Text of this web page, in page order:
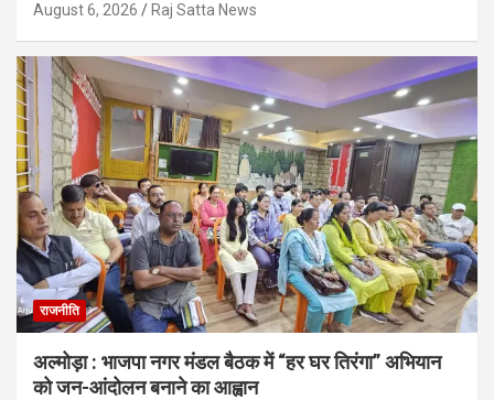
August 6, 2026 Raj Satta News
राजनीति
अल्मोड़ा : भाजपा नगर मंडल बैठक में “हर घर तिरंगा” अभियान
को जन-आंदोलन बनाने का आह्वान